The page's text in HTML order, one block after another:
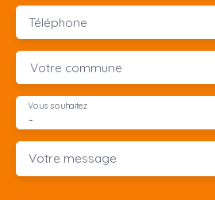
Téléphone
Votre commune
-
Vous souhaitez
Votre message